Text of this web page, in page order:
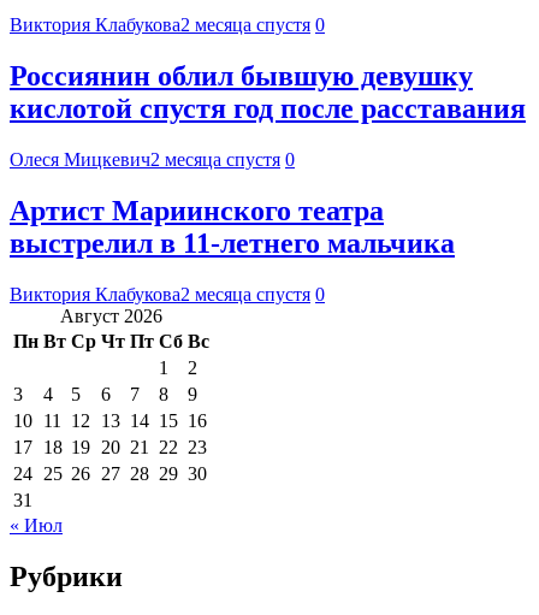
Виктория Клабукова2 месяца спустя 0
Россиянин облил бывшую девушку
кислотой спустя год после расставания
Олеся Мицкевич2 месяца спустя 0
Артист Мариинского театра
выстрелил в 11-летнего мальчика
Виктория Клабукова2 месяца спустя 0
Август 2026
Пн Вт Ср Чт Пт Сб Вс
1
2
3
4 5 6 7 8
9
10 11 12 13 14 15 16
17 18 19 20 21 22 23
24 25 26 27 28 29 30
31
« Июл
Рубрики